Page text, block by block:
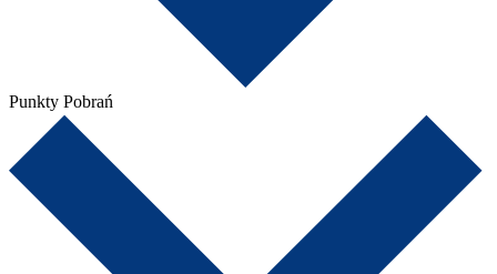
Punkty Pobrań